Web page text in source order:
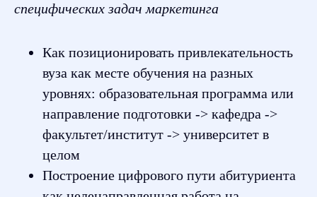
специфических задач маркетинга
Как позиционировать привлекательность
вуза как месте обучения на разных
уровнях: образовательная программа или
направление подготовки -> кафедра ->
факультет/институт -> университет в
целом
Построение цифрового пути абитуриента